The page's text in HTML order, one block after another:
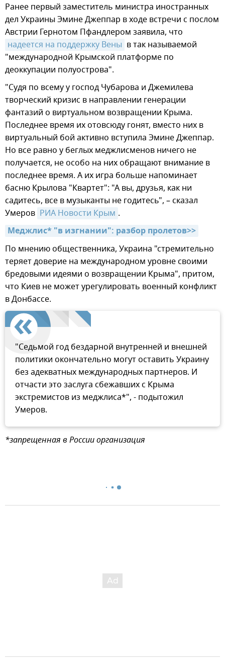
Ранее первый заместитель министра иностранных
дел Украины Эмине Джеппар в ходе встречи с послом
Австрии Гернотом Пфандлером заявила, что
надеется на поддержку Вены в так называемой
"международной Крымской платформе по
деоккупации полуострова".
"Судя по всему у господ Чубарова и Джемилева
творческий кризис в направлении генерации
фантазий о виртуальном возвращении Крыма.
Последнее время их отовсюду гонят, вместо них в
виртуальный бой активно вступила Эмине Джеппар.
Но все равно у беглых меджлисменов ничего не
получается, не особо на них обращают внимание в
последнее время. А их игра больше напоминает
басню Крылова "Квартет": "А вы, друзья, как ни
садитесь, все в музыканты не годитесь", – сказал
Умеров РИА Новости Крым .
Меджлис* "в изгнании": разбор пролетов>>
По мнению общественника, Украина "стремительно
теряет доверие на международном уровне своими
бредовыми идеями о возвращении Крыма", притом,
что Киев не может урегулировать военный конфликт
в Донбассе.
"Седьмой год бездарной внутренней и внешней
политики окончательно могут оставить Украину
без адекватных международных партнеров. И
отчасти это заслуга сбежавших с Крыма
экстремистов из меджлиса*", - подытожил
Умеров.
*запрещенная в России организация